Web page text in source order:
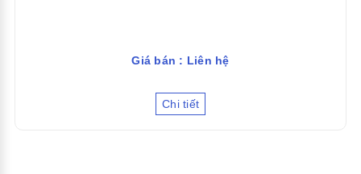
Giá bán : Liên hệ
Chi tiết